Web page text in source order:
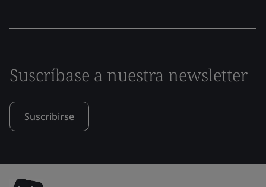
Suscríbase a nuestra newsletter
Suscribirse